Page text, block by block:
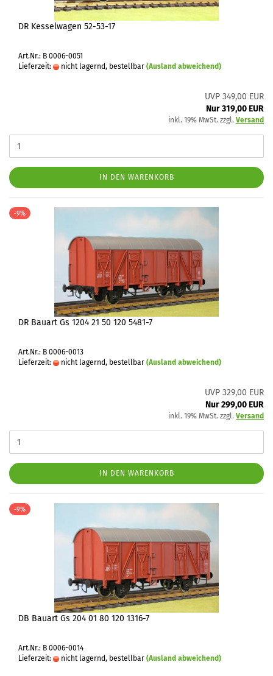
DR Kesselwagen 52-53-17
Art.Nr.: B 0006-0051
Lieferzeit:
nicht lagernd, bestellbar (Ausland abweichend)
UVP 349,00 EUR
Nur 319,00 EUR
inkl. 19% MwSt. zzgl. Versand
IN DEN WARENKORB
-9%
DR Bauart Gs 1204 21 50 120 5481-7
Art.Nr.: B 0006-0013
Lieferzeit:
nicht lagernd, bestellbar (Ausland abweichend)
UVP 329,00 EUR
Nur 299,00 EUR
inkl. 19% MwSt. zzgl. Versand
IN DEN WARENKORB
-9%
DB Bauart Gs 204 01 80 120 1316-7
Art.Nr.: B 0006-0014
Lieferzeit:
nicht lagernd, bestellbar (Ausland abweichend)